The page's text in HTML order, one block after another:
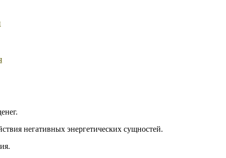
негативных энергетических сущностей.